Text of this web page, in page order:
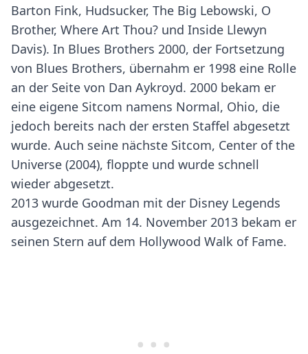
Barton Fink, Hudsucker, The Big Lebowski, O
Brother, Where Art Thou? und Inside Llewyn
Davis). In Blues Brothers 2000, der Fortsetzung
von Blues Brothers, übernahm er 1998 eine Rolle
an der Seite von Dan Aykroyd. 2000 bekam er
eine eigene Sitcom namens Normal, Ohio, die
jedoch bereits nach der ersten Staffel abgesetzt
wurde. Auch seine nächste Sitcom, Center of the
Universe (2004), floppte und wurde schnell
wieder abgesetzt.
2013 wurde Goodman mit der Disney Legends
ausgezeichnet. Am 14. November 2013 bekam er
seinen Stern auf dem Hollywood Walk of Fame.